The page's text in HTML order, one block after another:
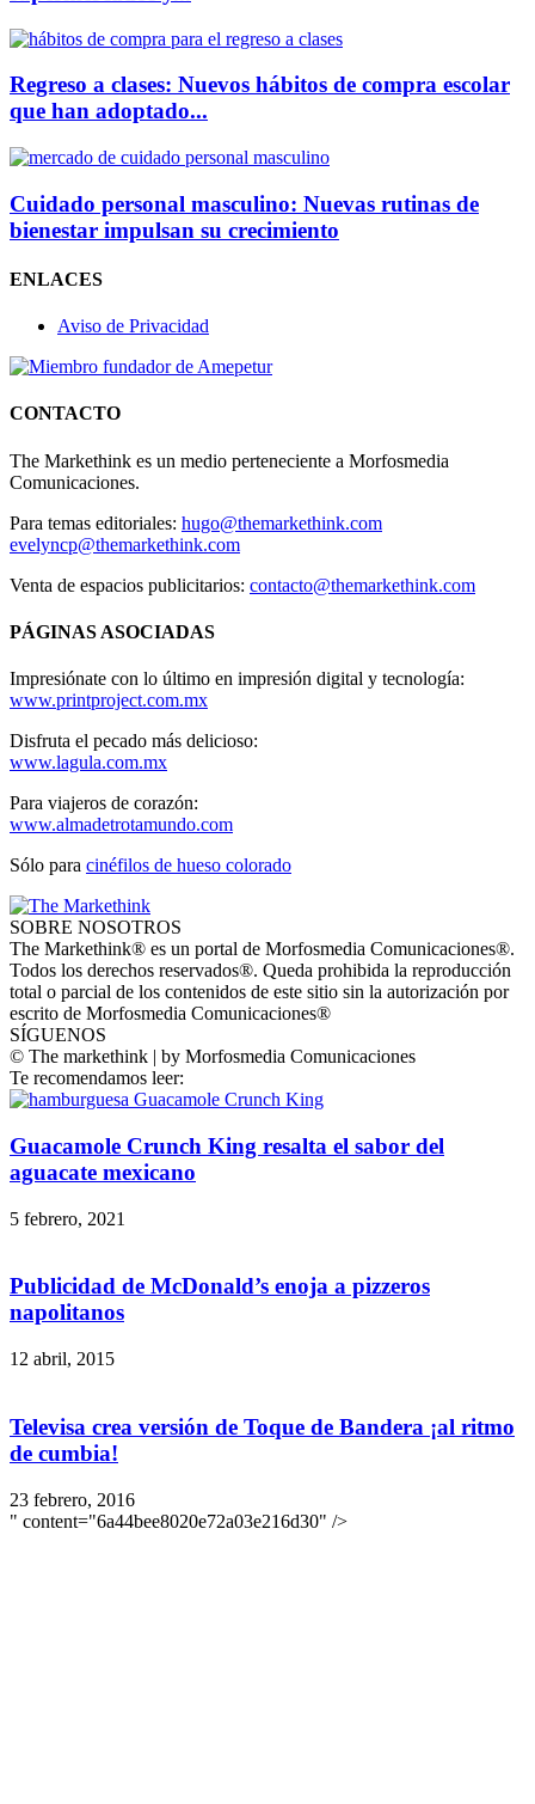
Regreso a clases: Nuevos hábitos de compra escolar
que han adoptado...
Cuidado personal masculino: Nuevas rutinas de
bienestar impulsan su crecimiento
ENLACES
Aviso de Privacidad
CONTACTO
The Markethink es un medio perteneciente a Morfosmedia
Comunicaciones.
Para temas editoriales: hugo@themarkethink.com
evelyncp@themarkethink.com
Venta de espacios publicitarios: contacto@themarkethink.com
PÁGINAS ASOCIADAS
Impresiónate con lo último en impresión digital y tecnología:
www.printproject.com.mx
Disfruta el pecado más delicioso:
www.lagula.com.mx
Para viajeros de corazón:
www.almadetrotamundo.com
Sólo para cinéfilos de hueso colorado
SOBRE NOSOTROS
The Markethink® es un portal de Morfosmedia Comunicaciones®.
Todos los derechos reservados®. Queda prohibida la reproducción
total o parcial de los contenidos de este sitio sin la autorización por
escrito de Morfosmedia Comunicaciones®
SÍGUENOS
© The markethink | by Morfosmedia Comunicaciones
Te recomendamos leer:
Guacamole Crunch King resalta el sabor del
aguacate mexicano
5 febrero, 2021
Publicidad de McDonald’s enoja a pizzeros
napolitanos
12 abril, 2015
Televisa crea versión de Toque de Bandera ¡al ritmo
de cumbia!
23 febrero, 2016
" content="6a44bee8020e72a03e216d30" />